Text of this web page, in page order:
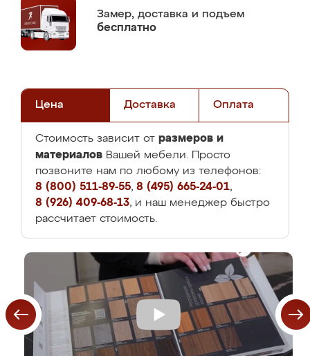
Замер, доставка и подъем
бесплатно
Цена Доставка Оплата
Стоимость зависит от размеров и
материалов Вашей мебели. Просто
позвоните нам по любому из телефонов:
8 (800) 511-89-55, 8 (495) 665-24-01,
8 (926) 409-68-13, и наш менеджер быстро
рассчитает стоимость.